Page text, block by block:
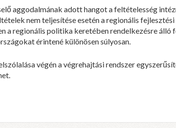
aggodalmának adott hangot a feltételesség
nem teljesítése esetén a regionális
a regionális politika keretében rendelkezésre
érintené különösen súlyosan.
végén a végrehajtási rendszer